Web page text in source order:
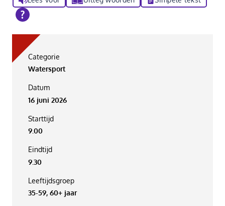
Categorie
Watersport
Datum
16 juni 2026
Starttijd
9.00
Eindtijd
9.30
Leeftijdsgroep
35-59, 60+ jaar